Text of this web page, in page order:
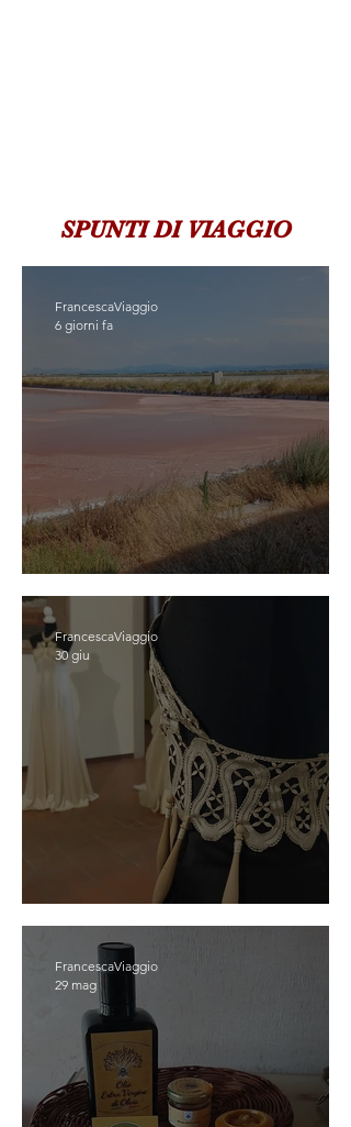
SPUNTI DI VIAGGIO
SCOPRIASSAPORA CERVIA
FrancescaViaggio
6 giorni fa
OFFIDA
FrancescaViaggio
30 giu
FrancescaViaggio
29 mag